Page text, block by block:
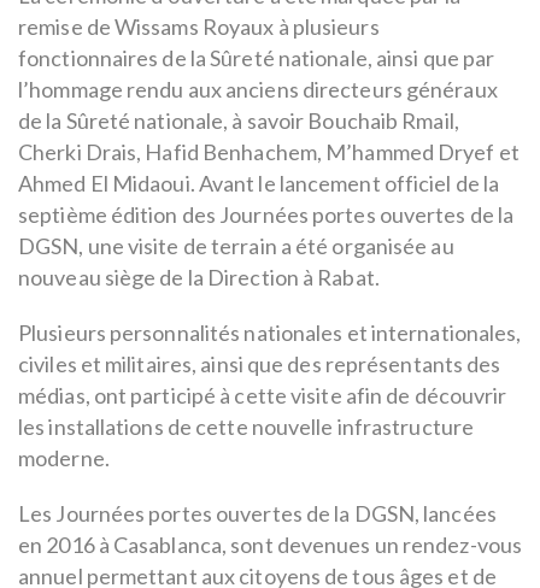
remise de Wissams Royaux à plusieurs
fonctionnaires de la Sûreté nationale, ainsi que par
l’hommage rendu aux anciens directeurs généraux
de la Sûreté nationale, à savoir Bouchaib Rmail,
Cherki Drais, Hafid Benhachem, M’hammed Dryef et
Ahmed El Midaoui. Avant le lancement officiel de la
septième édition des Journées portes ouvertes de la
DGSN, une visite de terrain a été organisée au
nouveau siège de la Direction à Rabat.
Plusieurs personnalités nationales et internationales,
civiles et militaires, ainsi que des représentants des
médias, ont participé à cette visite afin de découvrir
les installations de cette nouvelle infrastructure
moderne.
Les Journées portes ouvertes de la DGSN, lancées
en 2016 à Casablanca, sont devenues un rendez-vous
annuel permettant aux citoyens de tous âges et de